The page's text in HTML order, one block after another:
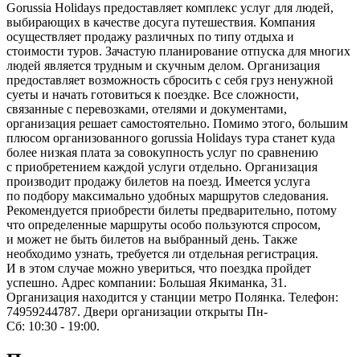
Gorussia Holidays предоставляет комплекс услуг для людей,
выбирающих в качестве досуга путешествия. Компания
осуществляет продажу различных по типу отдыха и
стоимости туров. Зачастую планирование отпуска для многих
людей является трудным и скучным делом. Организация
предоставляет возможность сбросить с себя груз ненужной
суеты и начать готовиться к поездке. Все сложности,
связанные с перевозками, отелями и документами,
организация решает самостоятельно. Помимо этого, большим
плюсом организованного gorussia Holidays тура станет куда
более низкая плата за совокупность услуг по сравнению
с приобретением каждой услуги отдельно. Организация
производит продажу билетов на поезд. Имеется услуга
по подбору максимально удобных маршрутов следования.
Рекомендуется приобрести билеты предварительно, потому
что определенные маршруты особо пользуются спросом,
и может не быть билетов на выбранный день. Также
необходимо узнать, требуется ли отдельная регистрация.
И в этом случае можно увериться, что поездка пройдет
успешно. Адрес компании: Большая Якиманка, 31.
Организация находится у станции метро Полянка. Телефон:
74959244787. Двери организации открыты Пн-
Сб: 10:30 - 19:00.